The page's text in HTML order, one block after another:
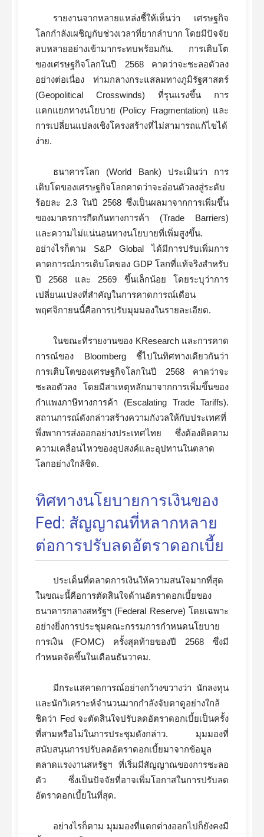
รายงานจากหลายแหล่งชี้ให้เห็นว่า เศรษฐกิจ
โลกกำลังเผชิญกับช่วงเวลาที่ยากลำบาก โดยมีปัจจัย
ลบหลายอย่างเข้ามากระทบพร้อมกัน. การเติบโต
ของเศรษฐกิจโลกในปี 2568 คาดว่าจะชะลอตัวลง
อย่างต่อเนื่อง ท่ามกลางกระแสลมทางภูมิรัฐศาสตร์
(Geopolitical Crosswinds) ที่รุนแรงขึ้น การ
แตกแยกทางนโยบาย (Policy Fragmentation) และ
การเปลี่ยนแปลงเชิงโครงสร้างที่ไม่สามารถแก้ไขได้
ง่าย.
ธนาคารโลก (World Bank) ประเมินว่า การ
เติบโตของเศรษฐกิจโลกคาดว่าจะอ่อนตัวลงสู่ระดับ
ร้อยละ 2.3 ในปี 2568 ซึ่งเป็นผลมาจากการเพิ่มขึ้น
ของมาตรการกีดกันทางการค้า (Trade Barriers)
และความไม่แน่นอนทางนโยบายที่เพิ่มสูงขึ้น.
อย่างไรก็ตาม S&P Global ได้มีการปรับเพิ่มการ
คาดการณ์การเติบโตของ GDP โลกที่แท้จริงสำหรับ
ปี 2568 และ 2569 ขึ้นเล็กน้อย โดยระบุว่าการ
เปลี่ยนแปลงที่สำคัญในการคาดการณ์เดือน
พฤศจิกายนนี้คือการปรับมุมมองในรายละเอียด.
ในขณะที่รายงานของ KResearch และการคาด
การณ์ของ Bloomberg ชี้ไปในทิศทางเดียวกันว่า
การเติบโตของเศรษฐกิจโลกในปี 2568 คาดว่าจะ
ชะลอตัวลง โดยมีสาเหตุหลักมาจากการเพิ่มขึ้นของ
กำแพงภาษีทางการค้า (Escalating Trade Tariffs).
สถานการณ์ดังกล่าวสร้างความกังวลให้กับประเทศที่
พึ่งพาการส่งออกอย่างประเทศไทย ซึ่งต้องติดตาม
ความเคลื่อนไหวของอุปสงค์และอุปทานในตลาด
โลกอย่างใกล้ชิด.
ทิศทางนโยบายการเงินของ
Fed: สัญญาณที่หลากหลาย
ต่อการปรับลดอัตราดอกเบี้ย
ประเด็นที่ตลาดการเงินให้ความสนใจมากที่สุด
ในขณะนี้คือการตัดสินใจด้านอัตราดอกเบี้ยของ
ธนาคารกลางสหรัฐฯ (Federal Reserve) โดยเฉพาะ
อย่างยิ่งการประชุมคณะกรรมการกำหนดนโยบาย
การเงิน (FOMC) ครั้งสุดท้ายของปี 2568 ซึ่งมี
กำหนดจัดขึ้นในเดือนธันวาคม.
มีกระแสคาดการณ์อย่างกว้างขวางว่า นักลงทุน
และนักวิเคราะห์จำนวนมากกำลังจับตาดูอย่างใกล้
ชิดว่า Fed จะตัดสินใจปรับลดอัตราดอกเบี้ยเป็นครั้ง
ที่สามหรือไม่ในการประชุมดังกล่าว. มุมมองที่
สนับสนุนการปรับลดอัตราดอกเบี้ยมาจากข้อมูล
ตลาดแรงงานสหรัฐฯ ที่เริ่มมีสัญญาณของการชะลอ
ตัว ซึ่งเป็นปัจจัยที่อาจเพิ่มโอกาสในการปรับลด
อัตราดอกเบี้ยในที่สุด.
อย่างไรก็ตาม มุมมองที่แตกต่างออกไปก็ยังคงมี